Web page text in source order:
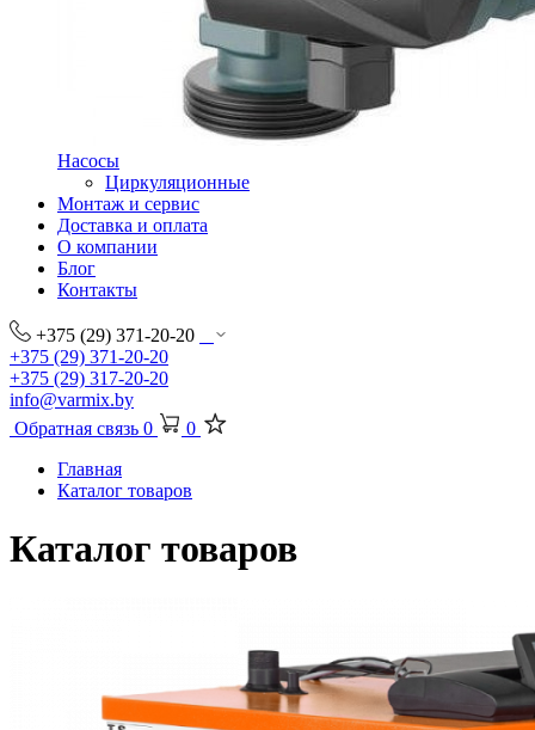
Насосы
Циркуляционные
Монтаж и сервис
Доставка и оплата
О компании
Блог
Контакты
+375 (29) 371-20-20
+375 (29) 371-20-20
+375 (29) 317-20-20
info@varmix.by
Обратная связь 0
0
Главная
Каталог товаров
Каталог товаров